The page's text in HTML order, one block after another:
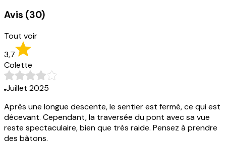
Avis (30)
Tout voir
3,7
Colette
Juillet 2025
Après une longue descente, le sentier est fermé, ce qui est
décevant. Cependant, la traversée du pont avec sa vue
reste spectaculaire, bien que très raide. Pensez à prendre
des bâtons.